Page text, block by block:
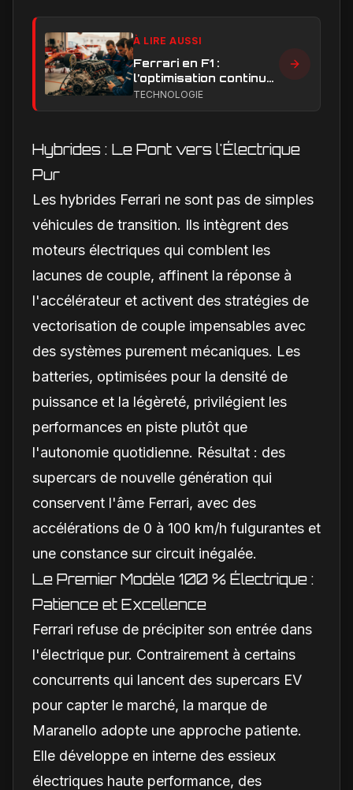
À LIRE AUSSI
Ferrari en F1 :
l’optimisation continue,
clé de la remontée et
TECHNOLOGIE
Hybrides : Le Pont vers l'Électrique
Pur
Les hybrides Ferrari ne sont pas de simples
véhicules de transition. Ils intègrent des
moteurs électriques qui comblent les
lacunes de couple, affinent la réponse à
l'accélérateur et activent des stratégies de
vectorisation de couple impensables avec
des systèmes purement mécaniques. Les
batteries, optimisées pour la densité de
puissance et la légèreté, privilégient les
performances en piste plutôt que
l'autonomie quotidienne. Résultat : des
supercars de nouvelle génération qui
conservent l'âme Ferrari, avec des
accélérations de 0 à 100 km/h fulgurantes et
une constance sur circuit inégalée.
Le Premier Modèle 100 % Électrique :
Patience et Excellence
Ferrari refuse de précipiter son entrée dans
l'électrique pur. Contrairement à certains
concurrents qui lancent des supercars EV
pour capter le marché, la marque de
Maranello adopte une approche patiente.
Elle développe en interne des essieux
électriques haute performance, des